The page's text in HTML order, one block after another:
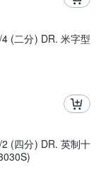
(二分) DR. 米字型
(四分) DR. 英制十